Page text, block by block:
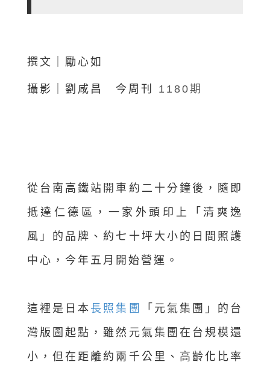
撰文｜勵心如
攝影｜劉咸昌 今周刊 1180期
從台南高鐵站開車約二十分鐘後，隨即
抵達仁德區，一家外頭印上「清爽逸
風」的品牌、約七十坪大小的日間照護
中心，今年五月開始營運。
這裡是日本 長照集團
「元氣集團」的台
灣版圖起點，雖然元氣集團在台規模還
小，但在距離約兩千公里、高齡化比率